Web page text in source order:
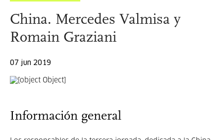
China. Mercedes Valmisa y
Romain Graziani
07 jun 2019
Información general